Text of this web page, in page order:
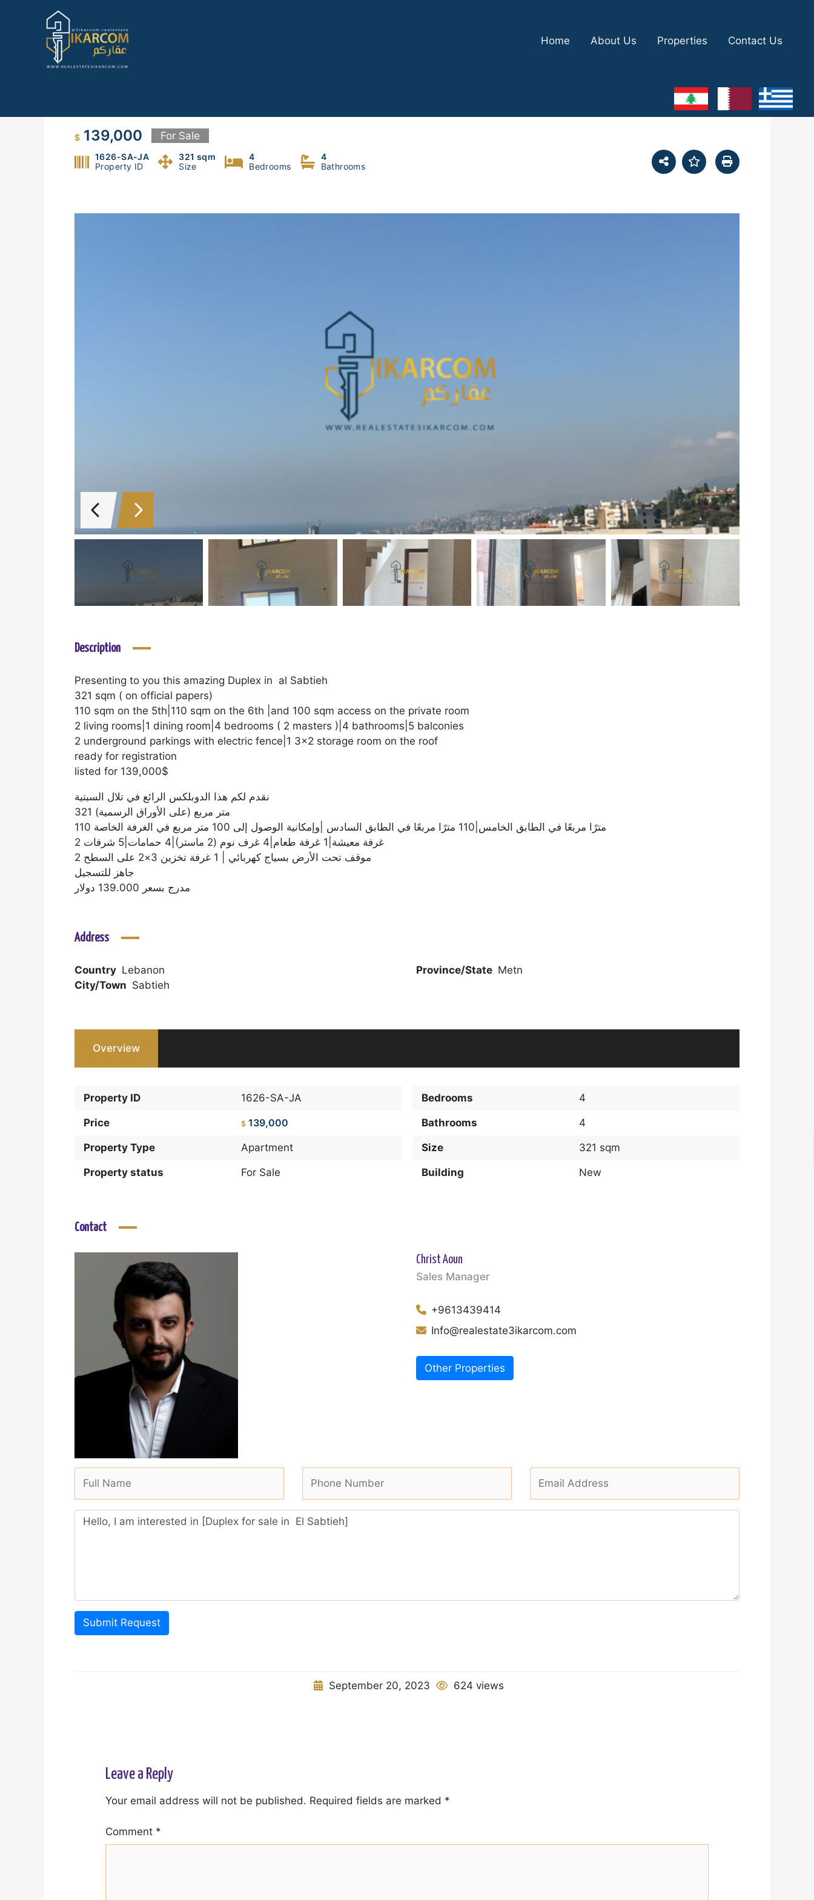
Home About Us Properties Contact Us
$ 139,000 For Sale
1626-SA-JA
Property ID
321 sqm
Size
4
Bedrooms
4
Bathrooms
Description
Presenting to you this amazing Duplex in al Sabtieh
321 sqm ( on official papers)
110 sqm on the 5th|110 sqm on the 6th |and 100 sqm access on the private room
2 living rooms|1 dining room|4 bedrooms ( 2 masters )|4 bathrooms|5 balconies
2 underground parkings with electric fence|1 3×2 storage room on the roof
ready for registration
listed for 139,000$
نقدم لكم هذا الدوبلكس الرائع في تلال السبتية
321 متر مربع (على الأوراق الرسمية)
110 مترًا مربعًا في الطابق الخامس|110 مترًا مربعًا في الطابق السادس |وإمكانية الوصول إلى 100 متر مربع في الغرفة الخاصة
2 غرفة معيشة|1 غرفة طعام|4 غرف نوم (2 ماستر)|4 حمامات|5 شرفات
2 موقف تحت الأرض بسياج كهربائي | 1 غرفة تخزين 3×2 على السطح
جاهز للتسجيل
مدرج بسعر 139.000 دولار
Address
Country Lebanon Province/State Metn
City/Town Sabtieh
Overview
Property ID 1626-SA-JA
Price $ 139,000
Property Type Apartment
Property status For Sale
Bedrooms 4
Bathrooms 4
Size 321 sqm
Building New
Contact
Christ Aoun
Sales Manager
+9613439414
Info@realestate3ikarcom.com
Other Properties
Submit Request
September 20, 2023 624 views
Leave a Reply
Your email address will not be published. Required fields are marked *
Comment *